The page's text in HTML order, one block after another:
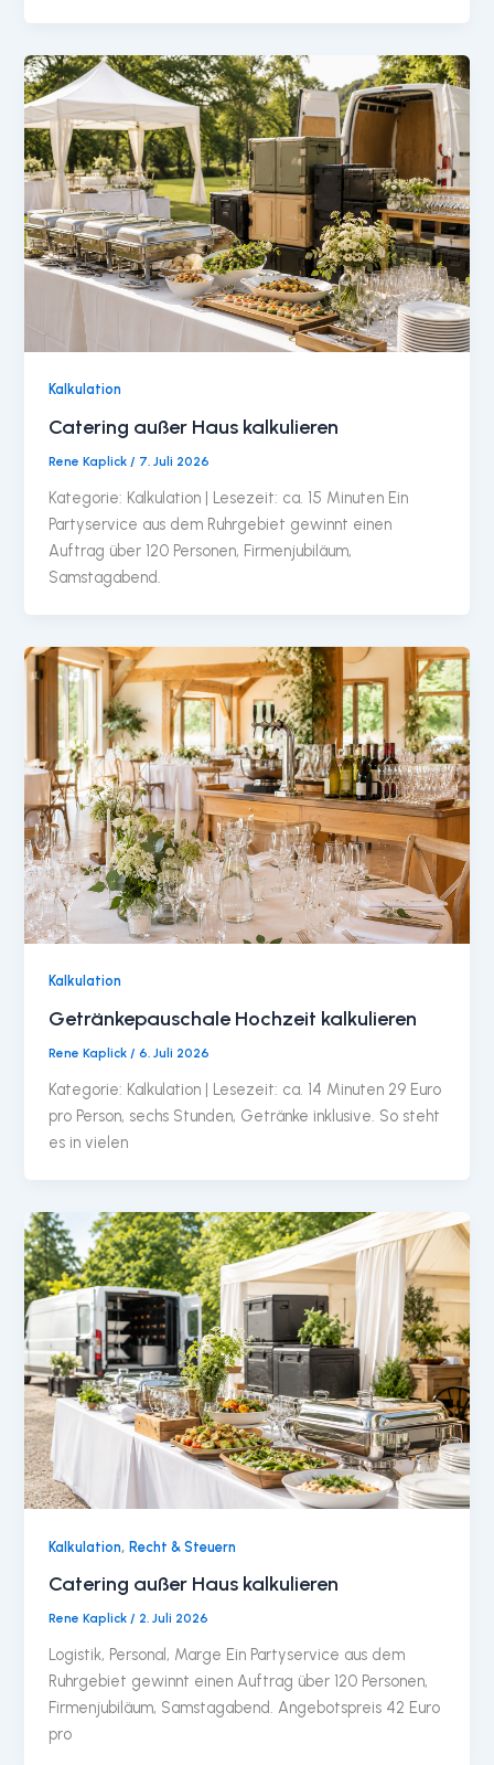
Kalkulation
Catering außer Haus kalkulieren
Rene Kaplick/ 7. Juli 2026
Kategorie: Kalkulation | Lesezeit: ca. 15 Minuten Ein
Partyservice aus dem Ruhrgebiet gewinnt einen
Auftrag über 120 Personen, Firmenjubiläum,
Samstagabend.
Kalkulation
Getränkepauschale Hochzeit kalkulieren
Rene Kaplick/6. Juli 2026
Kategorie: Kalkulation | Lesezeit: ca. 14 Minuten 29 Euro
pro Person, sechs Stunden, Getränke inklusive. So steht
es in vielen
Kalkulation,Recht & Steuern
Catering außer Haus kalkulieren
Rene Kaplick/ 2. Juli 2026
Logistik, Personal, Marge Ein Partyservice aus dem
Ruhrgebiet gewinnt einen Auftrag über 120 Personen,
Firmenjubiläum, Samstagabend. Angebotspreis 42 Euro
pro